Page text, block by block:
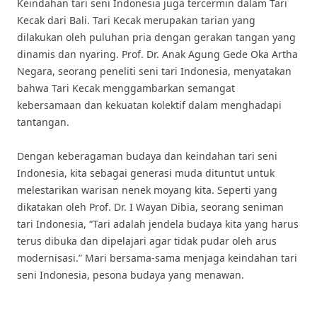
Keindahan tari seni Indonesia juga tercermin dalam Tari
Kecak dari Bali. Tari Kecak merupakan tarian yang
dilakukan oleh puluhan pria dengan gerakan tangan yang
dinamis dan nyaring. Prof. Dr. Anak Agung Gede Oka Artha
Negara, seorang peneliti seni tari Indonesia, menyatakan
bahwa Tari Kecak menggambarkan semangat
kebersamaan dan kekuatan kolektif dalam menghadapi
tantangan.
Dengan keberagaman budaya dan keindahan tari seni
Indonesia, kita sebagai generasi muda dituntut untuk
melestarikan warisan nenek moyang kita. Seperti yang
dikatakan oleh Prof. Dr. I Wayan Dibia, seorang seniman
tari Indonesia, “Tari adalah jendela budaya kita yang harus
terus dibuka dan dipelajari agar tidak pudar oleh arus
modernisasi.” Mari bersama-sama menjaga keindahan tari
seni Indonesia, pesona budaya yang menawan.